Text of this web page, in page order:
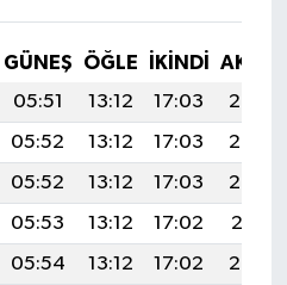
GÜNEŞ ÖĞLE İKINDI
05:51 13:12 17:03
20:24
05:52 13:12 17:03
20:23
05:52 13:12 17:03
20:22
05:53 13:12 17:02
20:21
05:54 13:12 17:02
20:20